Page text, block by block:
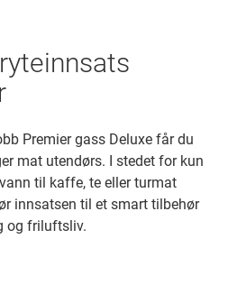
Premier gass Deluxe får du
mat utendørs. I stedet for kun
til kaffe, te eller turmat
innsatsen til et smart tilbehør
og friluftsliv.